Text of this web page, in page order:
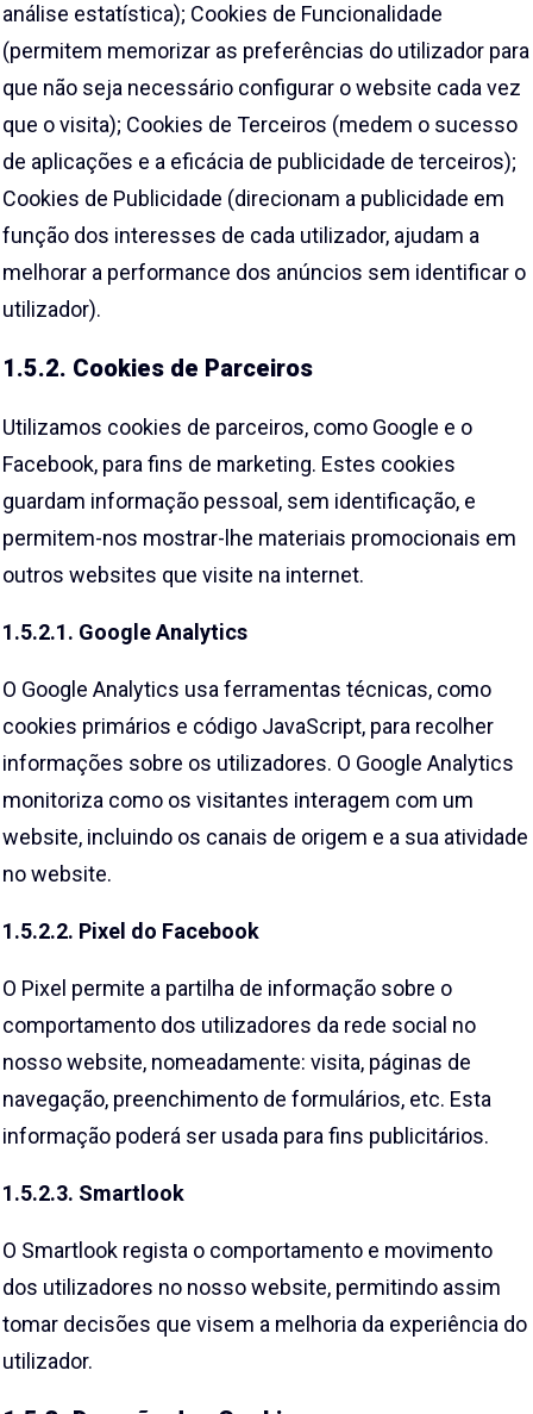
análise estatística); Cookies de Funcionalidade
(permitem memorizar as preferências do utilizador para
que não seja necessário configurar o website cada vez
que o visita); Cookies de Terceiros (medem o sucesso
de aplicações e a eficácia de publicidade de terceiros);
Cookies de Publicidade (direcionam a publicidade em
função dos interesses de cada utilizador, ajudam a
melhorar a performance dos anúncios sem identificar o
utilizador).
1.5.2. Cookies de Parceiros
Utilizamos cookies de parceiros, como Google e o
Facebook, para fins de marketing. Estes cookies
guardam informação pessoal, sem identificação, e
permitem-nos mostrar-lhe materiais promocionais em
outros websites que visite na internet.
1.5.2.1. Google Analytics
O Google Analytics usa ferramentas técnicas, como
cookies primários e código JavaScript, para recolher
informações sobre os utilizadores. O Google Analytics
monitoriza como os visitantes interagem com um
website, incluindo os canais de origem e a sua atividade
no website.
1.5.2.2. Pixel do Facebook
O Pixel permite a partilha de informação sobre o
comportamento dos utilizadores da rede social no
nosso website, nomeadamente: visita, páginas de
navegação, preenchimento de formulários, etc. Esta
informação poderá ser usada para fins publicitários.
1.5.2.3. Smartlook
O Smartlook regista o comportamento e movimento
dos utilizadores no nosso website, permitindo assim
tomar decisões que visem a melhoria da experiência do
utilizador.